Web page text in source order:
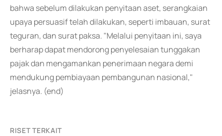
bahwa sebelum dilakukan penyitaan aset, serangkaian
upaya persuasif telah dilakukan, seperti imbauan, surat
teguran, dan surat paksa. "Melalui penyitaan ini, saya
berharap dapat mendorong penyelesaian tunggakan
pajak dan mengamankan penerimaan negara demi
mendukung pembiayaan pembangunan nasional,"
jelasnya. (end)
RISET TERKAIT